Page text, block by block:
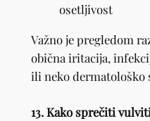
osetljivost
Važno je pregledom
obična iritacija,
ili neko dermatološko
13. Kako sprečiti